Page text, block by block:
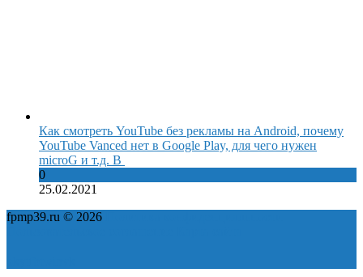
Как смотреть YouTube без рекламы на Android, почему
YouTube Vanced нет в Google Play, для чего нужен
microG и т.д. В
0
25.02.2021
fpmp39.ru © 2026